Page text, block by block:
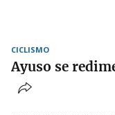
CICLISMO
Ayuso se